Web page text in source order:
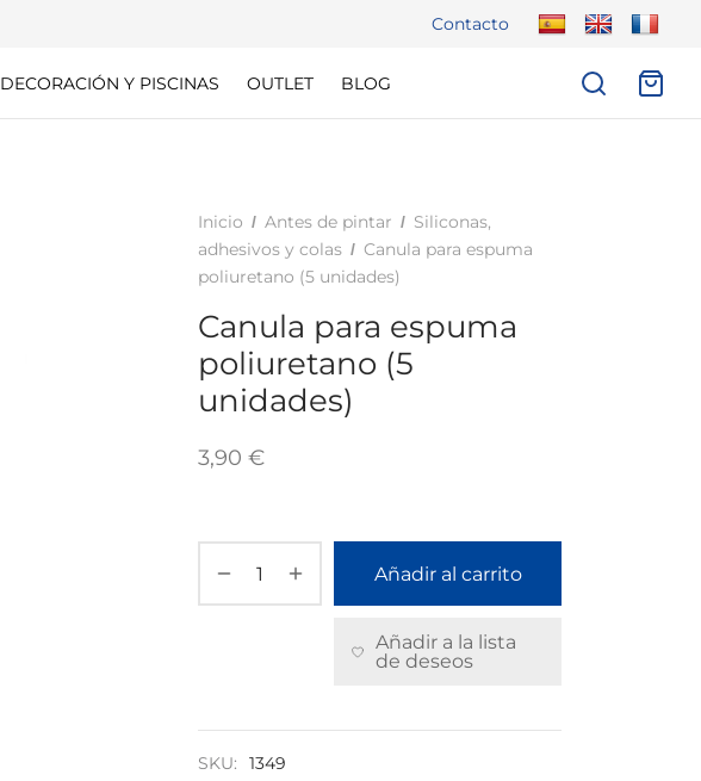
Contacto
DECORACIÓN Y PISCINAS OUTLET BLOG
Inicio / Antes de pintar / Siliconas,
adhesivos y colas / Canula para espuma
poliuretano (5 unidades)
Canula para espuma
poliuretano (5
unidades)
3,90 €
Añadir al carrito
Añadir a la lista
de deseos
SKU:
1349